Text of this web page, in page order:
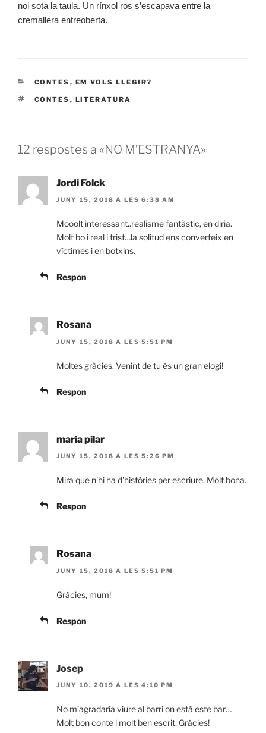
noi sota la taula. Un rínxol ros s’escapava entre la
cremallera entreoberta.
CONTES , EM VOLS LLEGIR?
CONTES , LITERATURA
12 respostes a «NO M’ESTRANYA»
Jordi Folck
JUNY 15, 2018 A LES 6:38 AM
Mooolt interessant..realisme fantàstic, en diria.
Molt bo i real i trist…la solitud ens converteix en
víctimes i en botxins.
Respon
Rosana
JUNY 15, 2018 A LES 5:51 PM
Moltes gràcies. Venint de tu és un gran elogi!
Respon
maria pilar
JUNY 15, 2018 A LES 5:26 PM
Mira que n'hi ha d'històries per escriure. Molt bona.
Respon
Rosana
JUNY 15, 2018 A LES 5:51 PM
Gràcies, mum!
Respon
Josep
JUNY 10, 2019 A LES 4:10 PM
No m’agradaría viure al barri on está este bar…
Molt bon conte i molt ben escrit. Gràcies!